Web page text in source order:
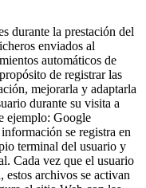
la prestación del
enviados al
automáticos de
de registrar las
mejorarla y adaptarla
durante su visita a
ejemplo: Google
se registra en
terminal del usuario y
Cada vez que el usuario
estos archivos se activan